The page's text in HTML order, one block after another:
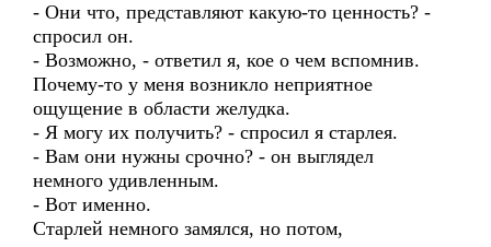
- Они что, представляют какую-то ценность? -
спросил он.
- Возможно, - ответил я, кое о чем вспомнив.
Почему-то у меня возникло неприятное
ощущение в области желудка.
- Я могу их получить? - спросил я старлея.
- Вам они нужны срочно? - он выглядел
немного удивленным.
- Вот именно.
Старлей немного замялся, но потом,